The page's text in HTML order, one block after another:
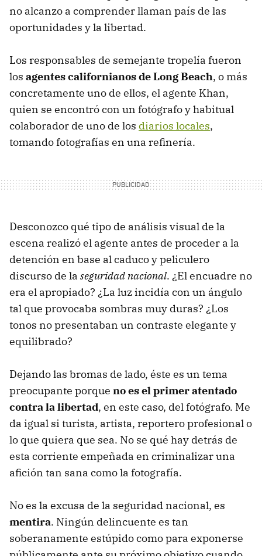
no alcanzo a comprender llaman país de las
oportunidades y la libertad.
Los responsables de semejante tropelía fueron
los agentes californianos de Long Beach, o más
concretamente uno de ellos, el agente Khan,
quien se encontró con un fotógrafo y habitual
colaborador de uno de los diarios locales,
tomando fotografías en una refinería.
Desconozco qué tipo de análisis visual de la
escena realizó el agente antes de proceder a la
detención en base al caduco y peliculero
discurso de la seguridad nacional. ¿El encuadre no
era el apropiado? ¿La luz incidía con un ángulo
tal que provocaba sombras muy duras? ¿Los
tonos no presentaban un contraste elegante y
equilibrado?
Dejando las bromas de lado, éste es un tema
preocupante porque no es el primer atentado
contra la libertad, en este caso, del fotógrafo. Me
da igual si turista, artista, reportero profesional o
lo que quiera que sea. No se qué hay detrás de
esta corriente empeñada en criminalizar una
afición tan sana como la fotografía.
No es la excusa de la seguridad nacional, es
mentira. Ningún delincuente es tan
soberanamente estúpido como para exponerse